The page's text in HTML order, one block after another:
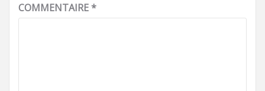
COMMENTAIRE*